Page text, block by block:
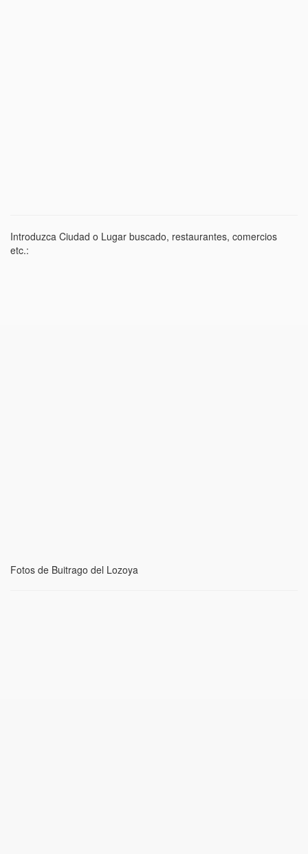
Introduzca Ciudad o Lugar buscado, restaurantes, comercios
etc.:
Fotos de Buitrago del Lozoya